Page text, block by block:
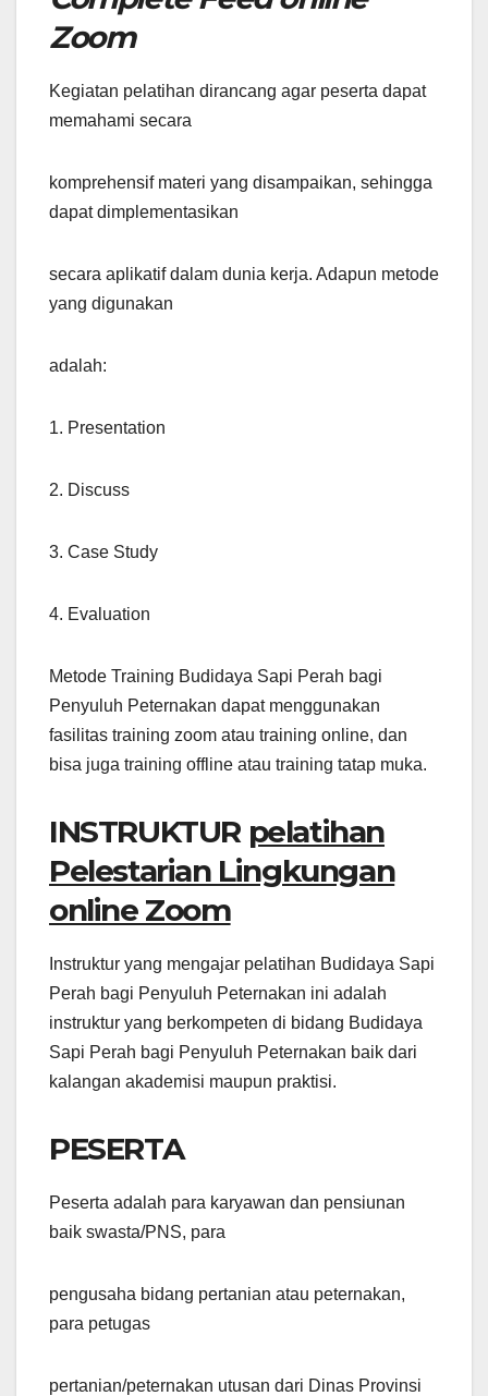
Zoom
Kegiatan pelatihan dirancang agar peserta dapat
memahami secara
komprehensif materi yang disampaikan, sehingga
dapat dimplementasikan
secara aplikatif dalam dunia kerja. Adapun metode
yang digunakan
adalah:
1. Presentation
2. Discuss
3. Case Study
4. Evaluation
Metode Training Budidaya Sapi Perah bagi
Penyuluh Peternakan dapat menggunakan
fasilitas training zoom atau training online, dan
bisa juga training offline atau training tatap muka.
INSTRUKTUR pelatihan
Pelestarian Lingkungan
online Zoom
Instruktur yang mengajar pelatihan Budidaya Sapi
Perah bagi Penyuluh Peternakan ini adalah
instruktur yang berkompeten di bidang Budidaya
Sapi Perah bagi Penyuluh Peternakan baik dari
kalangan akademisi maupun praktisi.
PESERTA
Peserta adalah para karyawan dan pensiunan
baik swasta/PNS, para
pengusaha bidang pertanian atau peternakan,
para petugas
pertanian/peternakan utusan dari Dinas Provinsi